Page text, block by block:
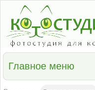
Главное меню